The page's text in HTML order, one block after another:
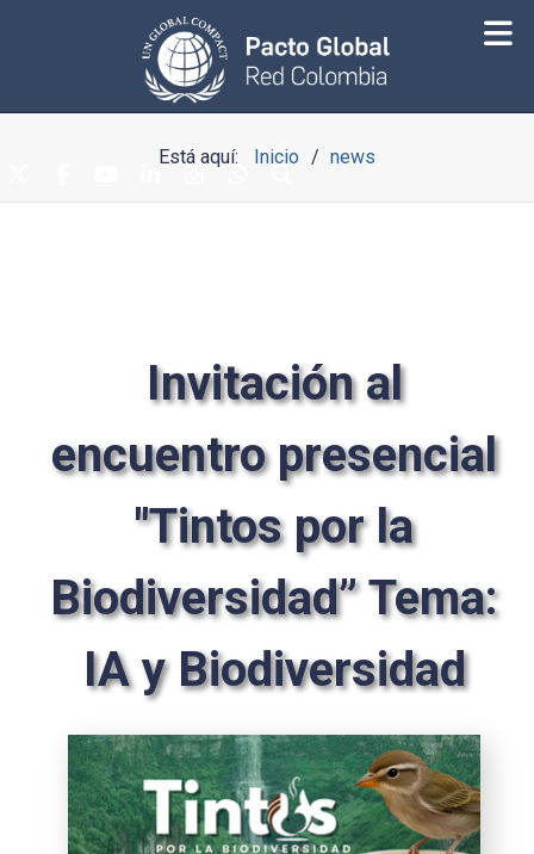
Está aquí: Inicio news
Invitación al
encuentro presencial
"Tintos por la
Biodiversidad” Tema:
IA y Biodiversidad